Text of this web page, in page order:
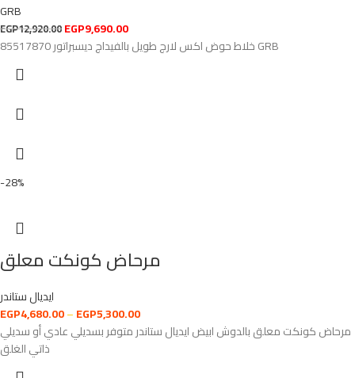
GRB
EGP12,920.00EGP9,690.00
خلاط حوض اكس لارج طويل بالفيداج ديسبراتور 85517870 GRB
-28%
مرحاض كونكت معلق
ايديال ستاندر
EGP4,680.00–EGP5,300.00
مرحاض كونكت معلق بالدوش ابيض ايديال ستاندر متوفر بسديلي عادي أو سديلي
ذاتي الغلق